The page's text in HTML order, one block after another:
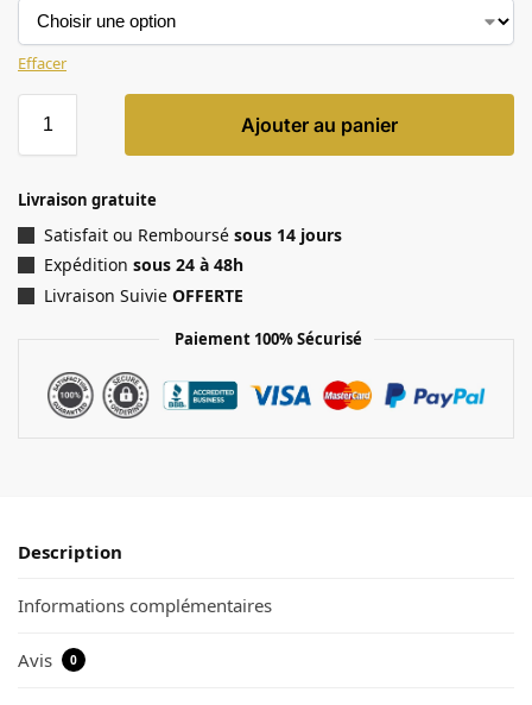
Effacer
Ajouter au panier
Livraison gratuite
Satisfait ou Remboursé sous 14 jours
Expédition sous 24 à 48h
Livraison Suivie OFFERTE
Paiement 100% Sécurisé
Description
Informations complémentaires
Avis 0